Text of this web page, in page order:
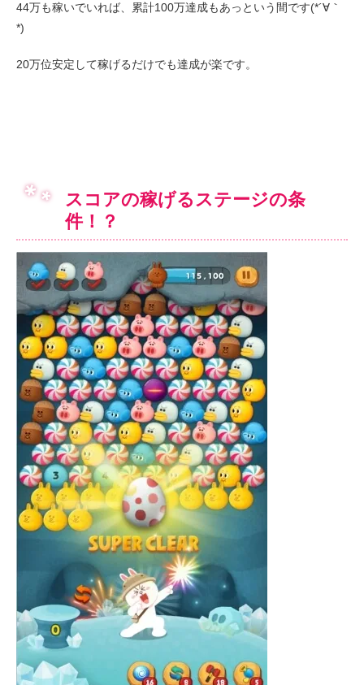
44万も稼いでいれば、累計100万達成もあっという間です(*´∀｀
*)
20万位安定して稼げるだけでも達成が楽です。
スコアの稼げるステージの条
件！？